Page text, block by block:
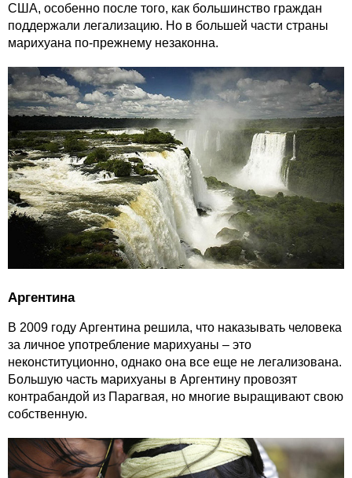
США, особенно после того, как большинство граждан
поддержали легализацию. Но в большей части страны
марихуана по-прежнему незаконна.
Аргентина
В 2009 году Аргентина решила, что наказывать человека
за личное употребление марихуаны – это
неконституционно, однако она все еще не легализована.
Большую часть марихуаны в Аргентину провозят
контрабандой из Парагвая, но многие выращивают свою
собственную.